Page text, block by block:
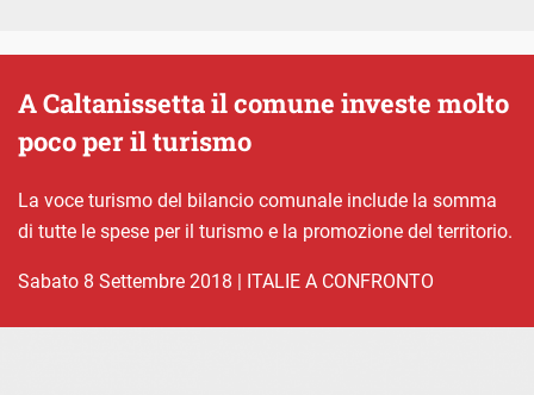
A Caltanissetta il comune investe molto
poco per il turismo
La voce turismo del bilancio comunale include la somma
di tutte le spese per il turismo e la promozione del territorio.
sabato 8 Settembre 2018 | ITALIE A CONFRONTO